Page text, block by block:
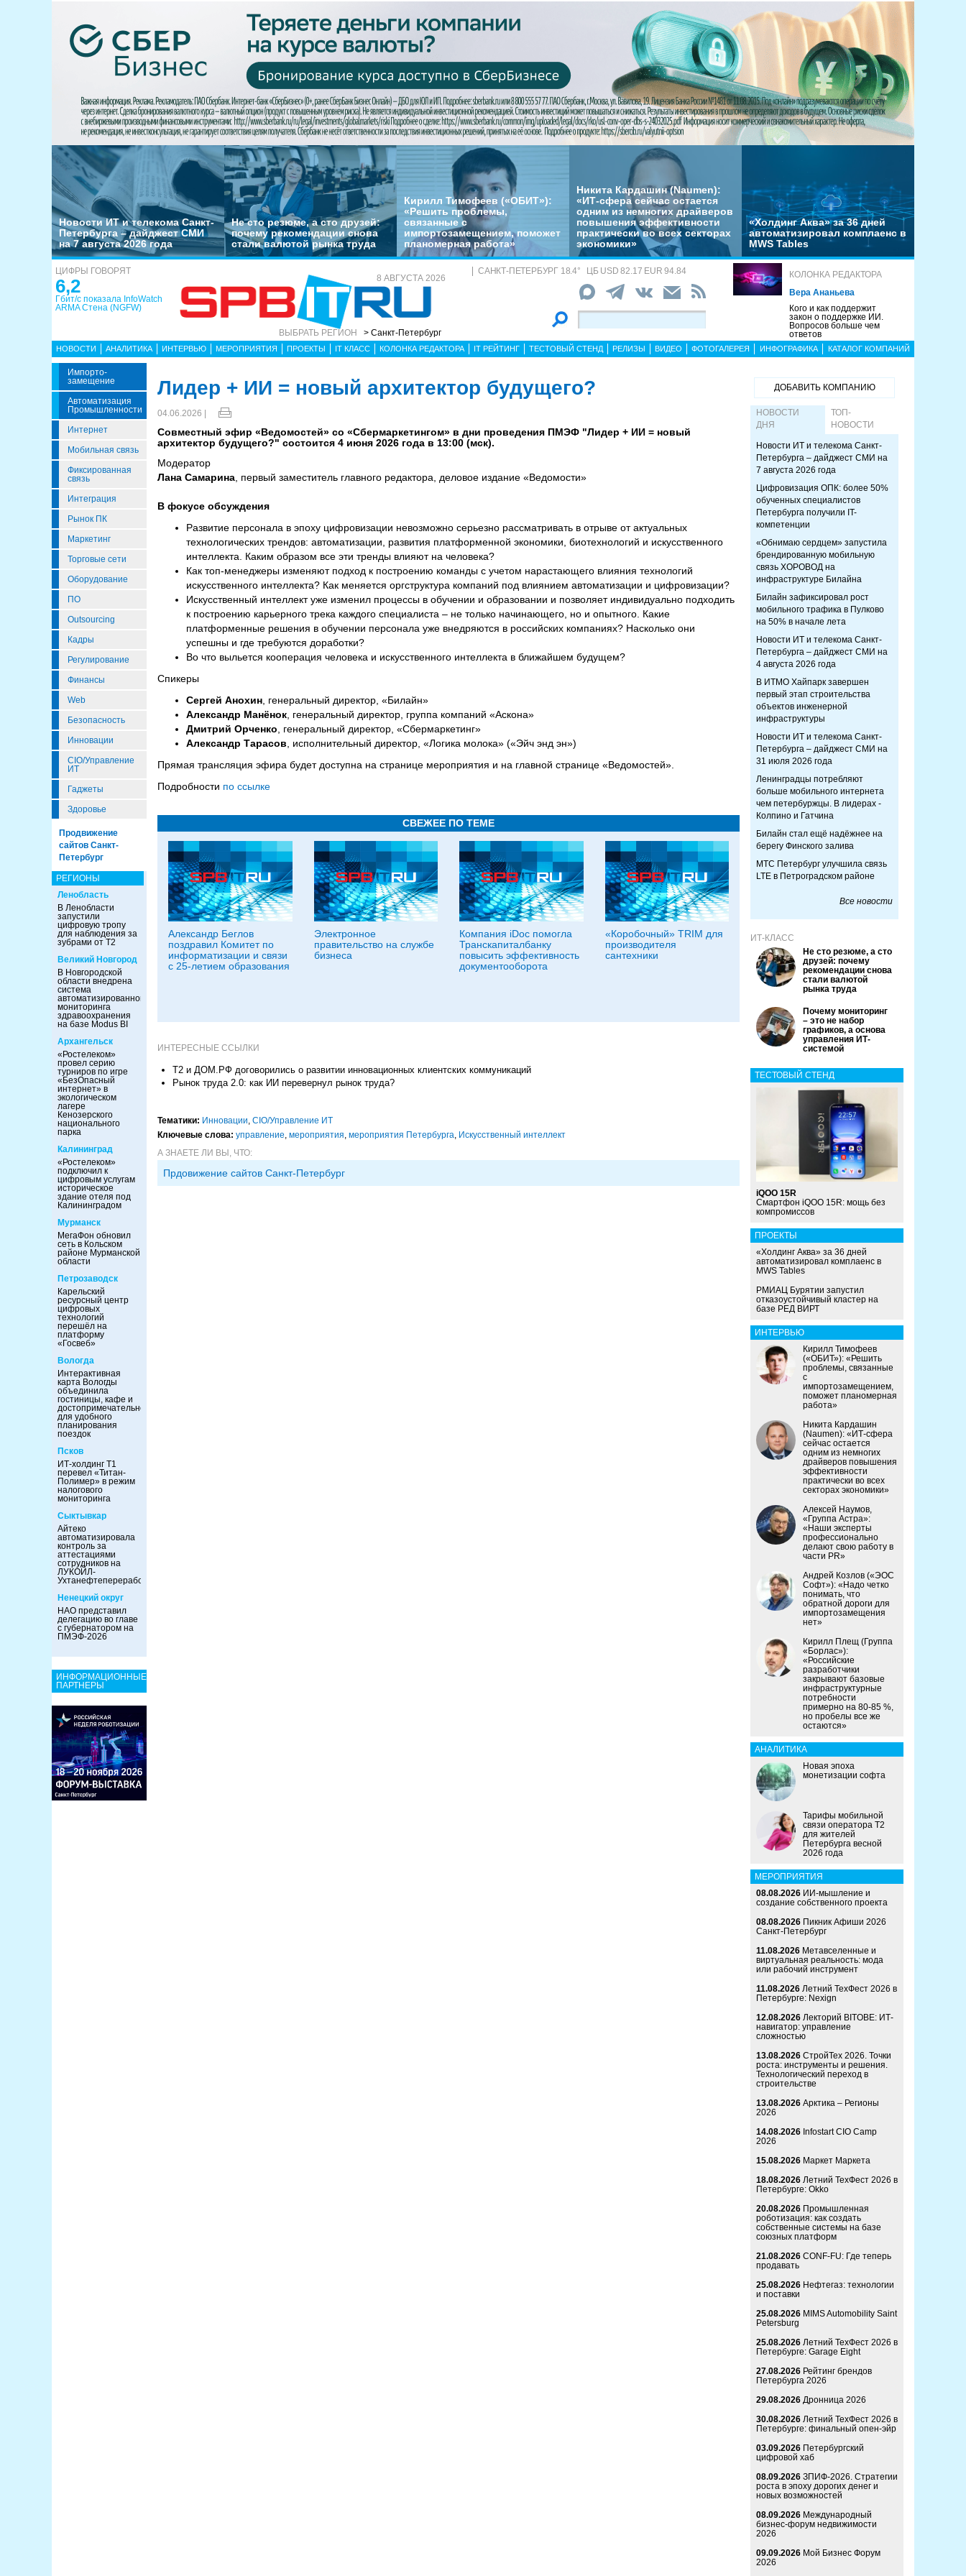
Новости ИТ и телекома Санкт-
Петербурга – дайджест СМИ
на 7 августа 2026 года
Не сто резюме, а сто друзей:
почему рекомендации снова
стали валютой рынка труда
Кирилл Тимофеев («ОБИТ»):
«Решить проблемы,
связанные с
импортозамещением, поможет
планомерная работа»
Никита Кардашин (Naumen):
«ИТ-сфера сейчас остается
одним из немногих драйверов
повышения эффективности
практически во всех секторах
экономики»
«Холдинг Аква» за 36 дней
автоматизировал комплаенс в
MWS Tables
ЦИФРЫ ГОВОРЯТ
6,2
Гбит/с показала InfoWatch
ARMA Стена (NGFW)
8 АВГУСТА 2026
ВЫБРАТЬ РЕГИОН > Санкт-Петербург
САНКТ-ПЕТЕРБУРГ 18.4° ЦБ USD 82.17 EUR 94.84
КОЛОНКА РЕДАКТОРА
Вера Ананьева
Кого и как поддержит
закон о поддержке ИИ.
Вопросов больше чем
ответов
НОВОСТИ АНАЛИТИКА ИНТЕРВЬЮ МЕРОПРИЯТИЯ ПРОЕКТЫ IT КЛАСС КОЛОНКА РЕДАКТОРА IT РЕЙТИНГ ТЕСТОВЫЙ СТЕНД РЕЛИЗЫ ВИДЕО ФОТОГАЛЕРЕЯ ИНФОГРАФИКА КАТАЛОГ КОМПАНИЙ
Импорто­
Замещение
Автоматизация
Промышленности
Интернет
Мобильная связь
Фиксированная
связь
Интеграция
Рынок ПК
Маркетинг
Торговые сети
Оборудование
ПО
Outsourcing
Кадры
Регулирование
Финансы
Web
Безопасность
Инновации
CIO/Управление
ИТ
Гаджеты
Здоровье
Продвижение
сайтов Санкт-
Петербург
РЕГИОНЫ
Ленобласть
В Ленобласти
запустили
цифровую тропу
для наблюдения за
зубрами от Т2
Великий Новгород
В Новгородской
области внедрена
система
автоматизированного
мониторинга
здравоохранения
на базе Modus BI
Архангельск
«Ростелеком»
провел серию
турниров по игре
«БезОпасный
интернет» в
экологическом
лагере
Кенозерского
национального
парка
Калининград
«Ростелеком»
подключил к
цифровым услугам
историческое
здание отеля под
Калининградом
Мурманск
МегаФон обновил
сеть в Кольском
районе Мурманской
области
Петрозаводск
Карельский
ресурсный центр
цифровых
технологий
перешёл на
платформу
«Госвеб»
Вологда
Интерактивная
карта Вологды
объединила
гостиницы, кафе и
достопримечательности
для удобного
планирования
поездок
Псков
ИТ-холдинг Т1
перевел «Титан-
Полимер» в режим
налогового
мониторинга
Сыктывкар
Айтеко
автоматизировала
контроль за
аттестациями
сотрудников на
ЛУКОЙЛ-
Ухтанефтепереработка
Ненецкий округ
НАО представил
делегацию во главе
с губернатором на
ПМЭФ-2026
ИНФОРМАЦИОННЫЕ
ПАРТНЕРЫ
Лидер + ИИ = новый архитектор будущего?
04.06.2026 |
Совместный эфир «Ведомостей» со «Сбермаркетингом» в дни проведения ПМЭФ "Лидер + ИИ = новый
архитектор будущего?" состоится 4 июня 2026 года в 13:00 (мск).
Модератор
Лана Самарина , первый заместитель главного редактора, деловое издание «Ведомости»
В фокусе обсуждения
Развитие персонала в эпоху цифровизации невозможно серьезно рассматривать в отрыве от актуальных
технологических трендов: автоматизации, развития платформенной экономики, биотехнологий и искусственного
интеллекта. Каким образом все эти тренды влияют на человека?
Как топ-менеджеры изменяют подход к построению команды с учетом нарастающего влияния технологий
искусственного интеллекта? Как меняется оргструктура компаний под влиянием автоматизации и цифровизации?
Искусственный интеллект уже изменил процессы в обучении и образовании и позволяет индивидуально подходить
к построению карьерного трека каждого специалиста – не только начинающего, но и опытного. Какие
платформенные решения в обучении персонала уже внедряются в российских компаниях? Насколько они
успешны и где требуются доработки?
Во что выльется кооперация человека и искусственного интеллекта в ближайшем будущем?
Спикеры
Сергей Анохин , генеральный директор, «Билайн»
Александр Манёнок , генеральный директор, группа компаний «Аскона»
Дмитрий Орченко , генеральный директор, «Сбермаркетинг»
Александр Тарасов , исполнительный директор, «Логика молока» («Эйч энд эн»)
Прямая трансляция эфира будет доступна на странице мероприятия и на главной странице «Ведомостей».
Подробности по ссылке
СВЕЖЕЕ ПО ТЕМЕ
Александр Беглов
поздравил Комитет по
информатизации и связи
с 25-летием образования
Электронное
правительство на службе
бизнеса
Компания iDoc помогла
Транскапиталбанку
повысить эффективность
документооборота
«Коробочный» TRIM для
производителя
сантехники
ИНТЕРЕСНЫЕ ССЫЛКИ
Т2 и ДОМ.РФ договорились о развитии инновационных клиентских коммуникаций
Рынок труда 2.0: как ИИ перевернул рынок труда?
Тематики: Инновации, CIO/Управление ИТ
Ключевые слова: управление, мероприятия, мероприятия Петербурга, Искусственный интеллект
А ЗНАЕТЕ ЛИ ВЫ, ЧТО:
Прдовижение сайтов Санкт-Петербург
ДОБАВИТЬ КОМПАНИЮ
НОВОСТИ
ДНЯ
ТОП-
НОВОСТИ
Новости ИТ и телекома Санкт-
Петербурга – дайджест СМИ на
7 августа 2026 года
Цифровизация ОПК: более 50%
обученных специалистов
Петербурга получили IT-
компетенции
«Обнимаю сердцем» запустила
брендированную мобильную
связь ХОРОВОД на
инфраструктуре Билайна
Билайн зафиксировал рост
мобильного трафика в Пулково
на 50% в начале лета
Новости ИТ и телекома Санкт-
Петербурга – дайджест СМИ на
4 августа 2026 года
В ИТМО Хайпарк завершен
первый этап строительства
объектов инженерной
инфраструктуры
Новости ИТ и телекома Санкт-
Петербурга – дайджест СМИ на
31 июля 2026 года
Ленинградцы потребляют
больше мобильного интернета
чем петербуржцы. В лидерах -
Колпино и Гатчина
Билайн стал ещё надёжнее на
берегу Финского залива
МТС Петербург улучшила связь
LTE в Петроградском районе
Все новости
ИТ-КЛАСС
Не сто резюме, а сто
друзей: почему
рекомендации снова
стали валютой
рынка труда
Почему мониторинг
– это не набор
графиков, а основа
управления ИТ-
системой
ТЕСТОВЫЙ СТЕНД
iQOO 15R
Смартфон iQOO 15R: мощь без
компромиссов
ПРОЕКТЫ
«Холдинг Аква» за 36 дней
автоматизировал комплаенс в
MWS Tables
РМИАЦ Бурятии запустил
отказоустойчивый кластер на
базе РЕД ВИРТ
ИНТЕРВЬЮ
Кирилл Тимофеев
(«ОБИТ»): «Решить
проблемы, связанные
с
импортозамещением,
поможет планомерная
работа»
Никита Кардашин
(Naumen): «ИТ-сфера
сейчас остается
одним из немногих
драйверов повышения
эффективности
практически во всех
секторах экономики»
Алексей Наумов,
«Группа Астра»:
«Наши эксперты
профессионально
делают свою работу в
части PR»
Андрей Козлов («ЭОС
Софт»): «Надо четко
понимать, что
обратной дороги для
импортозамещения
нет»
Кирилл Плещ (Группа
«Борлас»):
«Российские
разработчики
закрывают базовые
инфраструктурные
потребности
примерно на 80-85 %,
но пробелы все же
остаются»
АНАЛИТИКА
Новая эпоха
монетизации софта
Тарифы мобильной
связи оператора Т2
для жителей
Петербурга весной
2026 года
МЕРОПРИЯТИЯ
08.08.2026 ИИ-мышление и
создание собственного проекта
08.08.2026 Пикник Афиши 2026
Санкт-Петербург
11.08.2026 Метавселенные и
виртуальная реальность: мода
или рабочий инструмент
11.08.2026 Летний ТехФест 2026 в
Петербурге: Nexign
12.08.2026 Лекторий BITOBE: ИТ-
навигатор: управление
сложностью
13.08.2026 СтройТех 2026. Точки
роста: инструменты и решения.
Технологический переход в
строительстве
13.08.2026 Арктика – Регионы
2026
14.08.2026 Infostart CIO Camp
2026
15.08.2026 Маркет Маркета
18.08.2026 Летний ТехФест 2026 в
Петербурге: Okko
20.08.2026 Промышленная
роботизация: как создать
собственные системы на базе
союзных платформ
21.08.2026 CONF-FU: Где теперь
продавать
25.08.2026 Нефтегаз: технологии
и поставки
25.08.2026 MIMS Automobility Saint
Petersburg
25.08.2026 Летний ТехФест 2026 в
Петербурге: Garage Eight
27.08.2026 Рейтинг брендов
Петербурга 2026
29.08.2026 Дронница 2026
30.08.2026 Летний ТехФест 2026 в
Петербурге: финальный опен-эйр
03.09.2026 Петербургский
цифровой хаб
08.09.2026 ЗПИФ-2026. Стратегии
роста в эпоху дорогих денег и
новых возможностей
08.09.2026 Международный
бизнес-форум недвижимости
2026
09.09.2026 Мой Бизнес Форум
2026